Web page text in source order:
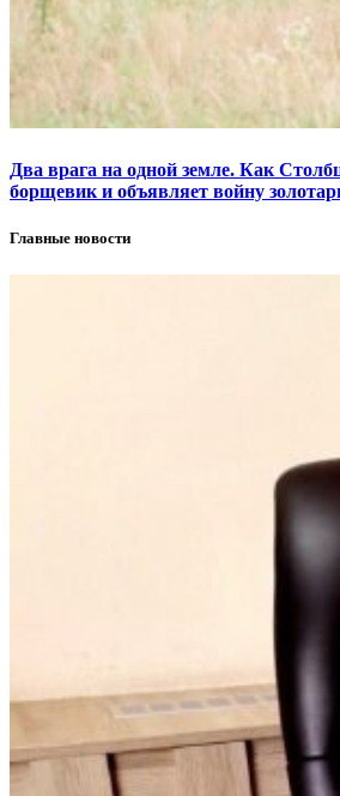
Два врага на одной земле. Как
борщевик и объявляет войну
Главные новости